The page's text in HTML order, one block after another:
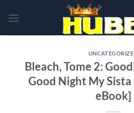
đến
Bleach, Tome 2:
Good Night My Sista
eBook]